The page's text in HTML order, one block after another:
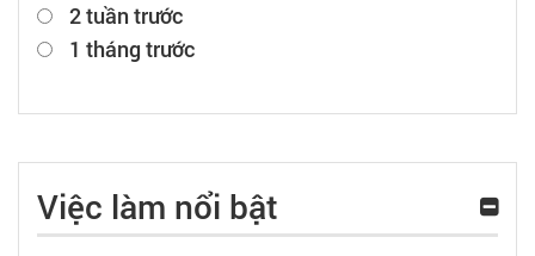
2 tuần trước
1 tháng trước
Việc làm nổi bật